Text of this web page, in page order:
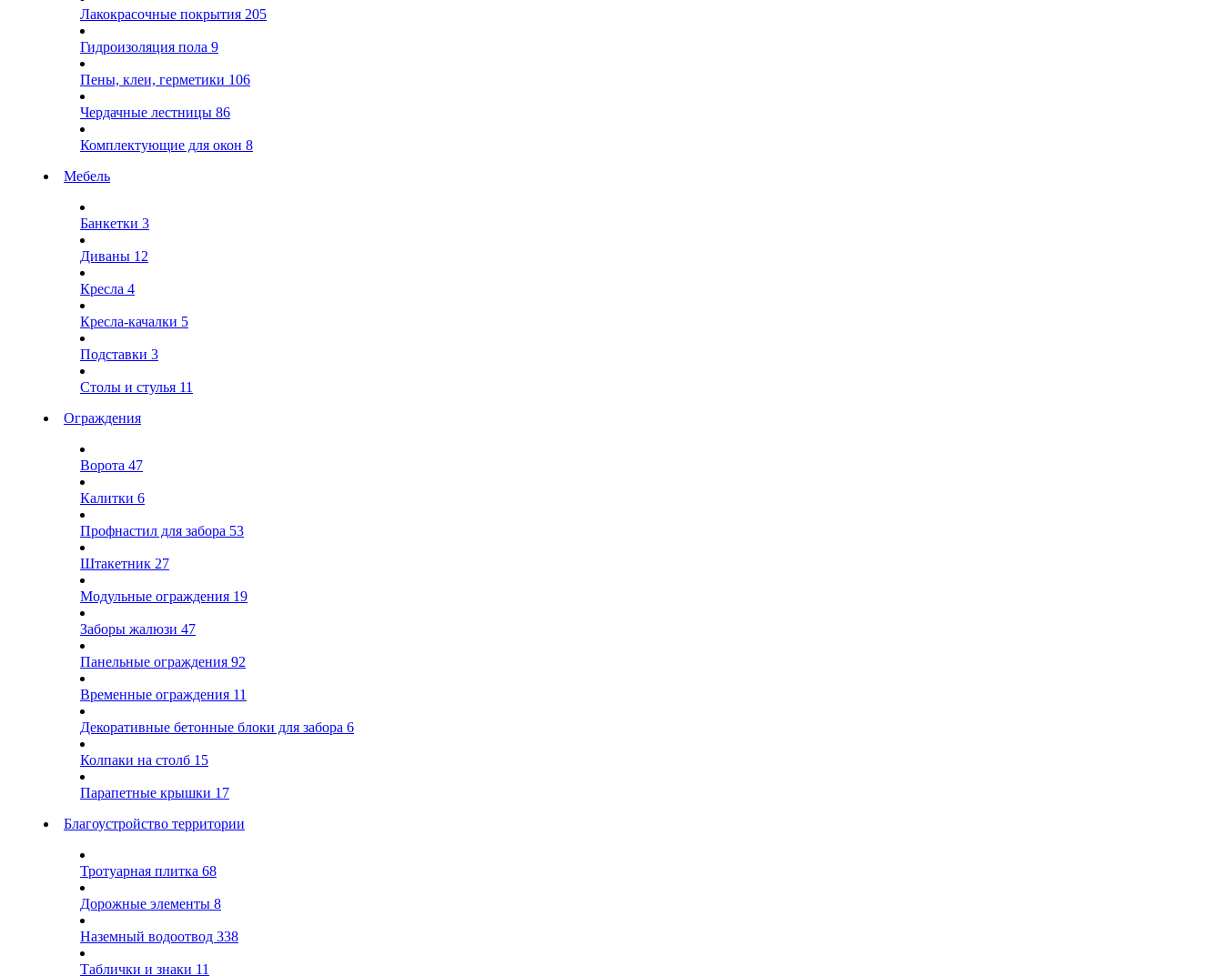
Лакокрасочные покрытия 205
Гидроизоляция пола 9
Пены, клеи, герметики 106
Чердачные лестницы 86
Комплектующие для окон 8
Мебель
Банкетки 3
Диваны 12
Кресла 4
Кресла-качалки 5
Подставки 3
Столы и стулья 11
Ограждения
Ворота 47
Калитки 6
Профнастил для забора 53
Штакетник 27
Модульные ограждения 19
Заборы жалюзи 47
Панельные ограждения 92
Временные ограждения 11
Декоративные бетонные блоки для забора 6
Колпаки на столб 15
Парапетные крышки 17
Благоустройство территории
Тротуарная плитка 68
Дорожные элементы 8
Наземный водоотвод 338
Таблички и знаки 11